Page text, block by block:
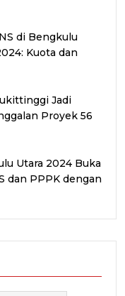
di Bengkulu
Kuota dan
Jadi
Proyek 56
Balai
Utara 2024 Buka
dan PPPK dengan
Menurun